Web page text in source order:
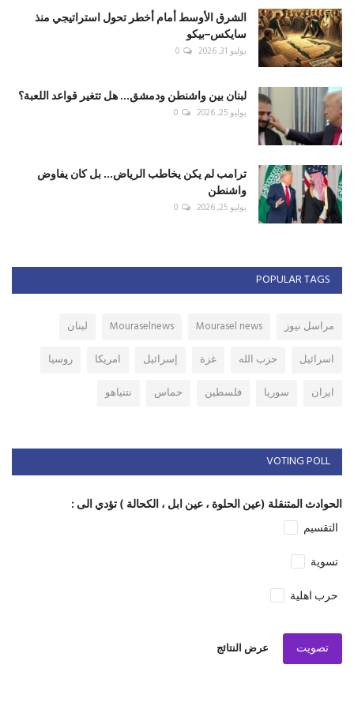
الشرق الأوسط أمام أخطر تحول استراتيجي منذ
سايكس–بيكو
يوليو 31, 2026 0
لبنان بين واشنطن ودمشق... هل تتغير قواعد اللعبة؟
يوليو 25, 2026 0
ترامب لم يكن يخاطب الرياض... بل كان يفاوض
واشنطن
يوليو 25, 2026 0
POPULAR TAGS
مراسل نيوز Mourasel news
Mouraselnews
لبنان
اسرائيل
حزب الله غزة إسرائيل امريكا
روسيا
ايران
سوريا فلسطين حماس نتنياهو
VOTING POLL
الحوادث المتنقلة (عين الحلوة ، عين ابل ، الكحالة ) تؤدي الى :
التقسيم
تسوية
حرب اهلية
تصويت عرض النتائج